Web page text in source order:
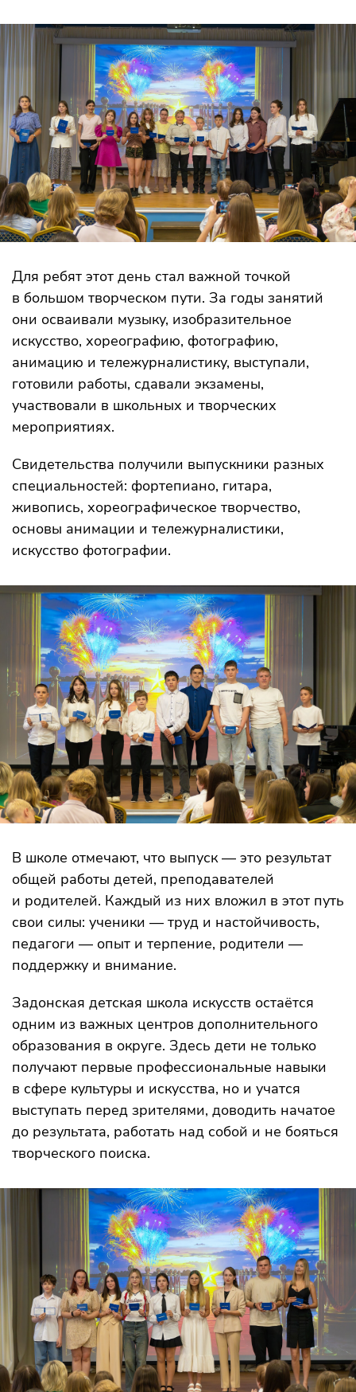
Для ребят этот день стал важной точкой
в большом творческом пути. За годы занятий
они осваивали музыку, изобразительное
искусство, хореографию, фотографию,
анимацию и тележурналистику, выступали,
готовили работы, сдавали экзамены,
участвовали в школьных и творческих
мероприятиях.
Свидетельства получили выпускники разных
специальностей: фортепиано, гитара,
живопись, хореографическое творчество,
основы анимации и тележурналистики,
искусство фотографии.
В школе отмечают, что выпуск — это результат
общей работы детей, преподавателей
и родителей. Каждый из них вложил в этот путь
свои силы: ученики — труд и настойчивость,
педагоги — опыт и терпение, родители —
поддержку и внимание.
Задонская детская школа искусств остаётся
одним из важных центров дополнительного
образования в округе. Здесь дети не только
получают первые профессиональные навыки
в сфере культуры и искусства, но и учатся
выступать перед зрителями, доводить начатое
до результата, работать над собой и не бояться
творческого поиска.